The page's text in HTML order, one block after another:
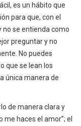
es un hábito que
para que, con el
no se entienda como
preguntar y no
No puedes
que se lean los
única manera de
de manera clara y
haces el amor”; el